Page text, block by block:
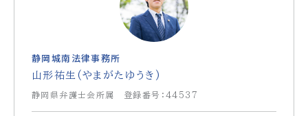
静岡城南法律事務所
山形祐生(やまがたゆうき)
静岡県弁護士会所属 登録番号：44537